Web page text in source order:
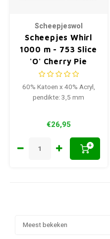
Scheepjeswol
Scheepjes Whirl
1000 m - 753 Slice
'O' Cherry Pie
60% Katoen x 40% Acryl,
pendikte: 3,5 mm
€26,95
+
Meest bekeken